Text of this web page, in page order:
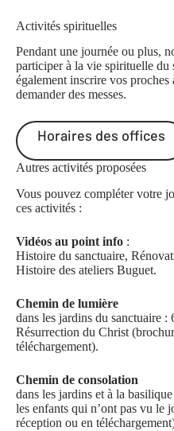
Activités spirituelles
Pendant une journée ou plus,
participer à la vie spirituelle du
également inscrire vos proches
demander des messes.
Horaires des offices
Autres activités proposées
Vous pouvez compléter votre
ces activités :
Vidéos au point info :
Histoire du sanctuaire,
Histoire des ateliers Buguet.
Chemin de lumière
dans les jardins du sanctuaire :
Résurrection du Christ
téléchargement).
Chemin de consolation
dans les jardins et à la
les enfants qui n’ont pas vu le
réception ou en téléchargement